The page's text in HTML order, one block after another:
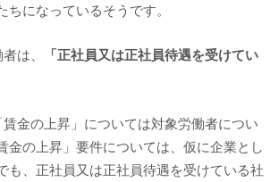
になっているそうです。
は、
「正社員又は正社員待遇を受けてい
金の上昇」については対象労働者につい
の上昇」要件については、仮に企業とし
、正社員又は正社員待遇を受けている社